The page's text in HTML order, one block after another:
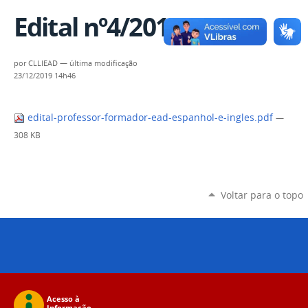
Edital nº4/2019
porCLLIEAD — última modificação
23/12/2019 14h46
edital-professor-formador-ead-espanhol-e-ingles.pdf —
308 KB
Voltar para o topo